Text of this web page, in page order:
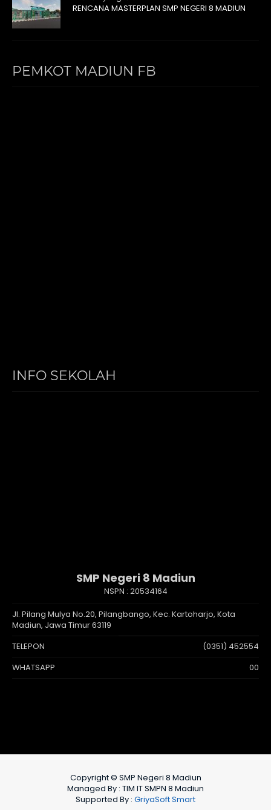
RENCANA MASTERPLAN SMP NEGERI 8 MADIUN
PEMKOT MADIUN FB
INFO SEKOLAH
SMP Negeri 8 Madiun
NSPN : 20534164
Jl. Pilang Mulya No.20, Pilangbango, Kec. Kartoharjo, Kota
Madiun, Jawa Timur 63119
TELEPON
(0351) 452554
WHATSAPP
00
Copyright © SMP Negeri 8 Madiun
Managed By : TIM IT SMPN 8 Madiun
Supported By : GriyaSoft Smart